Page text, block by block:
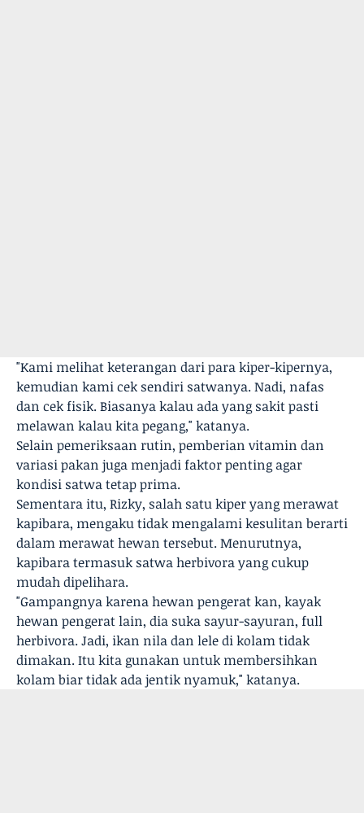
"Kami melihat keterangan dari para kiper-kipernya,
kemudian kami cek sendiri satwanya. Nadi, nafas
dan cek fisik. Biasanya kalau ada yang sakit pasti
melawan kalau kita pegang," katanya.
Selain pemeriksaan rutin, pemberian vitamin dan
variasi pakan juga menjadi faktor penting agar
kondisi satwa tetap prima.
Sementara itu, Rizky, salah satu kiper yang merawat
kapibara, mengaku tidak mengalami kesulitan berarti
dalam merawat hewan tersebut. Menurutnya,
kapibara termasuk satwa herbivora yang cukup
mudah dipelihara.
"Gampangnya karena hewan pengerat kan, kayak
hewan pengerat lain, dia suka sayur-sayuran, full
herbivora. Jadi, ikan nila dan lele di kolam tidak
dimakan. Itu kita gunakan untuk membersihkan
kolam biar tidak ada jentik nyamuk," katanya.